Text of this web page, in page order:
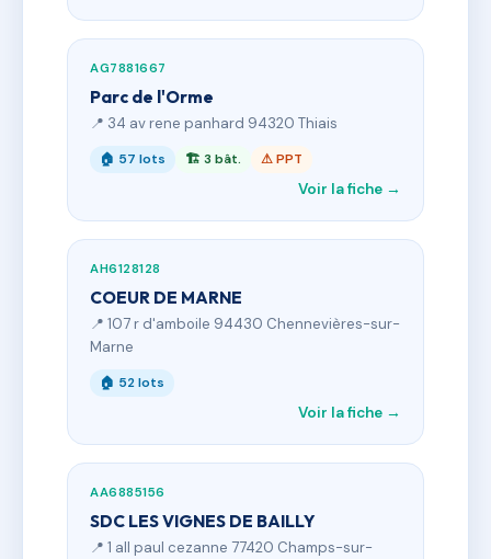
AG7881667
Parc de l'Orme
📍 34 av rene panhard 94320 Thiais
🏠 57 lots 🏗 3 bât. ⚠ PPT
Voir la fiche →
AH6128128
COEUR DE MARNE
📍 107 r d'amboile 94430 Chennevières-sur-
Marne
🏠 52 lots
Voir la fiche →
AA6885156
SDC LES VIGNES DE BAILLY
📍 1 all paul cezanne 77420 Champs-sur-